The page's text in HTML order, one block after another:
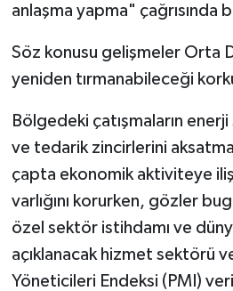
anlaşma yapma" çağrısında
Söz konusu gelişmeler Orta
yeniden tırmanabileceği
Bölgedeki çatışmaların
ve tedarik zincirlerini
çapta ekonomik aktiviteye
varlığını korurken, gözler
özel sektör istihdamı ve
açıklanacak hizmet sektörü
Yöneticileri Endeksi (PMI)